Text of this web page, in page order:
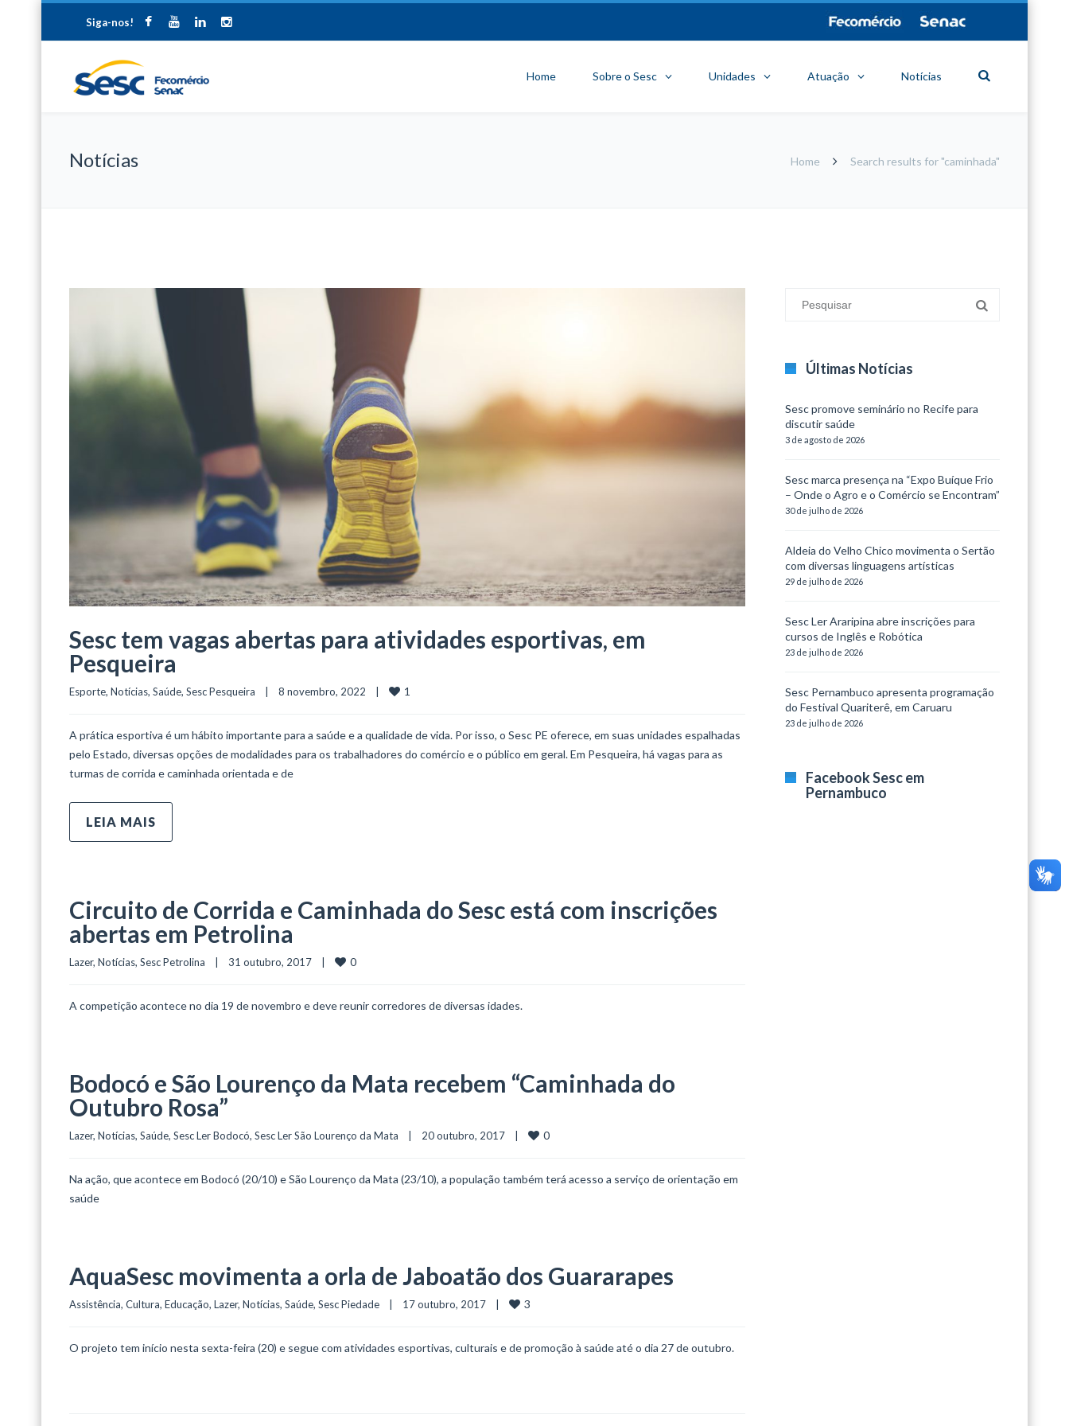
Siga-nos!
Home Sobre o Sesc Unidades Atuação Notícias
Notícias Home Search results for "caminhada"
Sesc tem vagas abertas para atividades esportivas, em
Pesqueira
Esporte, Notícias, Saúde, Sesc Pesqueira
    |    8 novembro, 2022    |
1
A prática esportiva é um hábito importante para a saúde e a qualidade de vida. Por isso, o Sesc PE oferece, em suas unidades espalhadas
pelo Estado, diversas opções de modalidades para os trabalhadores do comércio e o público em geral. Em Pesqueira, há vagas para as
turmas de corrida e caminhada orientada e de
LEIA MAIS
Circuito de Corrida e Caminhada do Sesc está com inscrições
abertas em Petrolina
Lazer, Notícias, Sesc Petrolina
    |    31 outubro, 2017    |
0
A competição acontece no dia 19 de novembro e deve reunir corredores de diversas idades.
Bodocó e São Lourenço da Mata recebem “Caminhada do
Outubro Rosa”
Lazer, Notícias, Saúde, Sesc Ler Bodocó, Sesc Ler São Lourenço da Mata
    |    20 outubro, 2017    |
0
Na ação, que acontece em Bodocó (20/10) e São Lourenço da Mata (23/10), a população também terá acesso a serviço de orientação em
saúde
AquaSesc movimenta a orla de Jaboatão dos Guararapes
Assistência, Cultura, Educação, Lazer, Notícias, Saúde, Sesc Piedade
    |    17 outubro, 2017    |
3
O projeto tem início nesta sexta-feira (20) e segue com atividades esportivas, culturais e de promoção à saúde até o dia 27 de outubro.
Últimas Notícias
Sesc promove seminário no Recife para
discutir saúde
3 de agosto de 2026
Sesc marca presença na “Expo Buíque Frio
– Onde o Agro e o Comércio se Encontram”
30 de julho de 2026
Aldeia do Velho Chico movimenta o Sertão
com diversas linguagens artísticas
29 de julho de 2026
Sesc Ler Araripina abre inscrições para
cursos de Inglês e Robótica
23 de julho de 2026
Sesc Pernambuco apresenta programação
do Festival Quariterê, em Caruaru
23 de julho de 2026
Facebook Sesc em
Pernambuco